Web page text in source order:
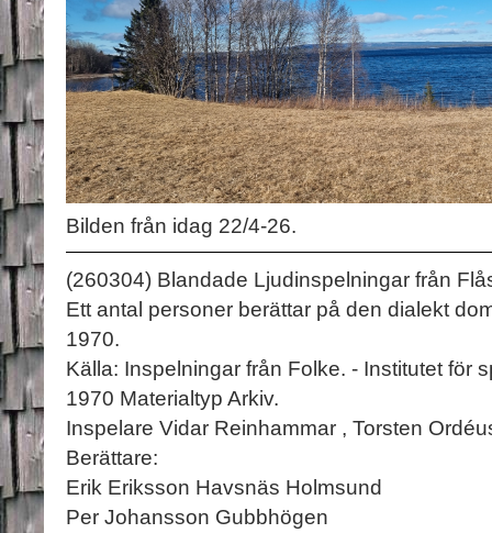
Bilden från idag 22/4-26.
(260304) Blandade Ljudinspelningar från
Ett antal personer berättar på den dialekt
1970.
Källa: Inspelningar från Folke. - Institutet för
1970 Materialtyp Arkiv.
Inspelare Vidar Reinhammar , Torsten
Berättare:
Erik Eriksson Havsnäs Holmsund
Per Johansson Gubbhögen